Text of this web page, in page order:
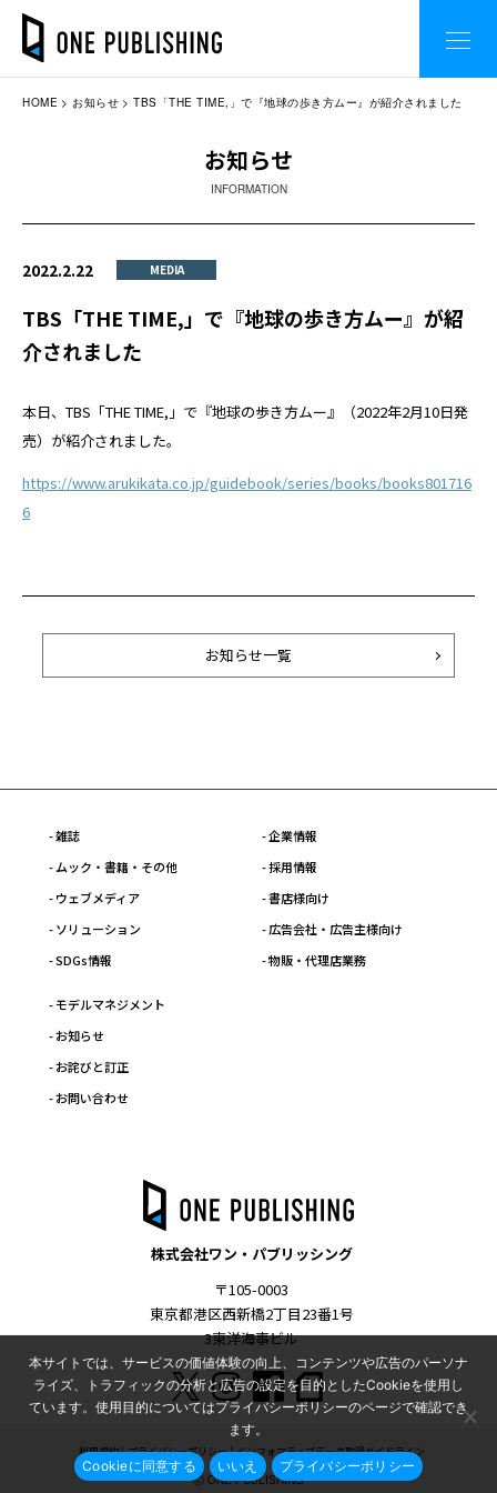
HOME お知らせ TBS「THE TIME,」で『地球の歩き方ムー』が紹介されました
お知らせ
INFORMATION
2022.2.22 MEDIA
TBS「THE TIME,」で『地球の歩き方ムー』が紹
介されました
本日、TBS「THE TIME,」で『地球の歩き方ムー』（2022年2月10日発
売）が紹介されました。
https://www.arukikata.co.jp/guidebook/series/books/books801716
6
お知らせ一覧
- 雑誌
- ムック・書籍・その他
- ウェブメディア
- ソリューション
- SDGs情報
- 企業情報
- 採用情報
- 書店様向け
- 広告会社・広告主様向け
- 物販・代理店業務
- モデルマネジメント
- お知らせ
- お詫びと訂正
- お問い合わせ
株式会社ワン・パブリッシング
〒105-0003
東京都港区西新橋2丁目23番1号
3東洋海事ビル
利用規約 プライバシーポリシー インフォマティブデータ取得ガイドライン
Ⓒ ONE PUBLISHING
本サイトでは、サービスの価値体験の向上、コンテンツや広告のパーソナ
ライズ、トラフィックの分析と広告の設定を目的としたCookieを使用し
ています。使用目的についてはプライバシーポリシーのページで確認でき
ます。
Cookieに同意する いいえ プライバシーポリシー